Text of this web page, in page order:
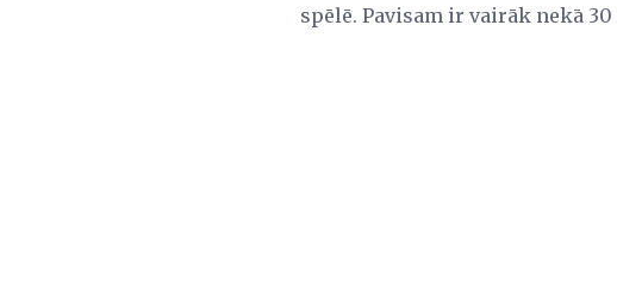
spēlē. Pavisam ir vairāk nekā